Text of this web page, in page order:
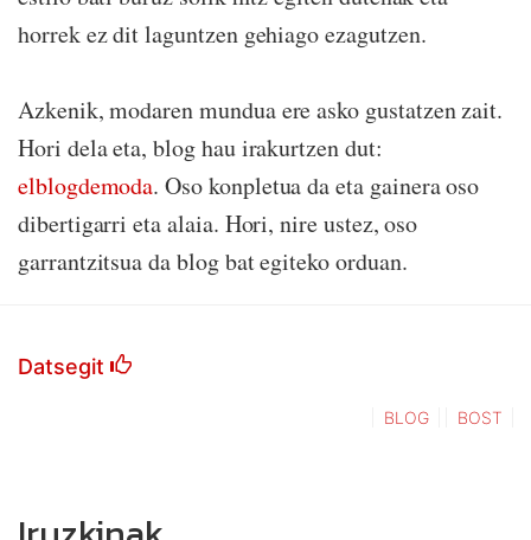
horrek ez dit laguntzen gehiago ezagutzen.
Azkenik, modaren mundua ere asko gustatzen zait.
Hori dela eta, blog hau irakurtzen dut:
elblogdemoda. Oso konpletua da eta gainera oso
dibertigarri eta alaia. Hori, nire ustez, oso
garrantzitsua da blog bat egiteko orduan.
Datsegit
BLOG BOST